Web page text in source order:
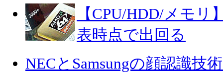
【CPU/HDD/メモリ
表時点で出回る
NECとSamsungの顔認識技